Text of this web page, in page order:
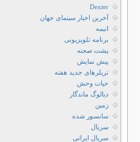
Dexter
آخرین اخبار سینمای جهان
انیمه
برنامه تلویزیونی
پشت صحنه
پیش نمایش
تریلرهای جدید هفته
حیات وحش
دیالوگ ماندگار
زمین
سانسور شده
سریال
سریال ایرانی